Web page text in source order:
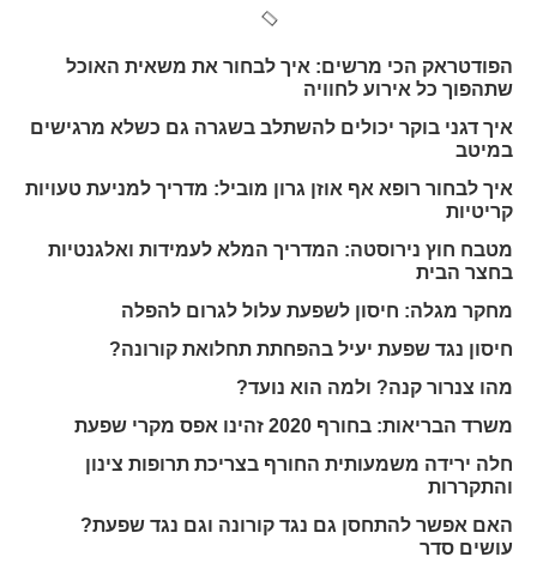
הפודטראק הכי מרשים: איך לבחור את משאית האוכל
שתהפוך כל אירוע לחוויה
איך דגני בוקר יכולים להשתלב בשגרה גם כשלא מרגישים
במיטב
איך לבחור רופא אף אוזן גרון מוביל: מדריך למניעת טעויות
קריטיות
מטבח חוץ נירוסטה: המדריך המלא לעמידות ואלגנטיות
בחצר הבית
מחקר מגלה: חיסון לשפעת עלול לגרום להפלה
חיסון נגד שפעת יעיל בהפחתת תחלואת קורונה?
מהו צנרור קנה? ולמה הוא נועד?
משרד הבריאות: בחורף 2020 זהינו אפס מקרי שפעת
חלה ירידה משמעותית החורף בצריכת תרופות צינון
והתקררות
האם אפשר להתחסן גם נגד קורונה וגם נגד שפעת?
עושים סדר